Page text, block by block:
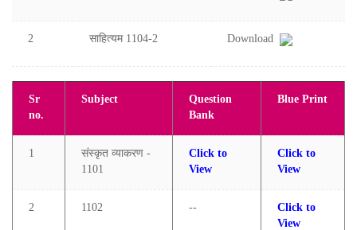
2 साहित्यम 1104-2 Download
Sr
no.
Subject
Question
Bank
Blue Print
1
संस्कृत व्याकरण -
1101
Click to
View
Click to
View
2 1102 --
Click to
View